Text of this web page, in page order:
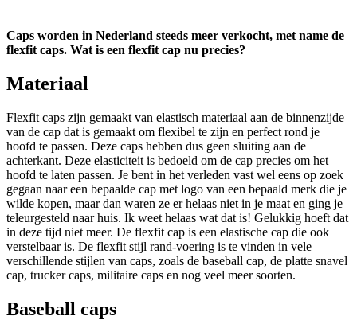
Caps worden in Nederland steeds meer verkocht, met name de
flexfit caps. Wat is een flexfit cap nu precies?
Materiaal
Flexfit caps zijn gemaakt van elastisch materiaal aan de binnenzijde
van de cap dat is gemaakt om flexibel te zijn en perfect rond je
hoofd te passen. Deze caps hebben dus geen sluiting aan de
achterkant. Deze elasticiteit is bedoeld om de cap precies om het
hoofd te laten passen. Je bent in het verleden vast wel eens op zoek
gegaan naar een bepaalde cap met logo van een bepaald merk die je
wilde kopen, maar dan waren ze er helaas niet in je maat en ging je
teleurgesteld naar huis. Ik weet helaas wat dat is! Gelukkig hoeft dat
in deze tijd niet meer. De flexfit cap is een elastische cap die ook
verstelbaar is. De flexfit stijl rand-voering is te vinden in vele
verschillende stijlen van caps, zoals de baseball cap, de platte snavel
cap, trucker caps, militaire caps en nog veel meer soorten.
Baseball caps